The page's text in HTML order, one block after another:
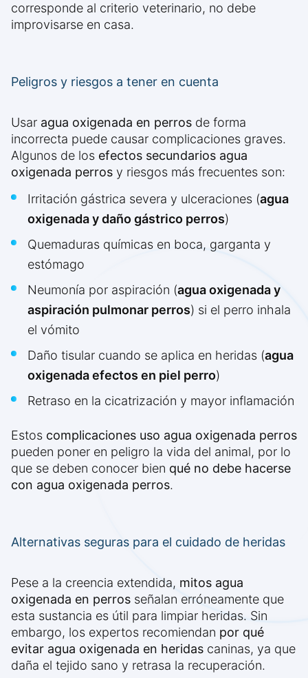
corresponde al criterio veterinario, no debe
improvisarse en casa.
Peligros y riesgos a tener en cuenta
Usar agua oxigenada en perros de forma
incorrecta puede causar complicaciones graves.
Algunos de los efectos secundarios agua
oxigenada perros y riesgos más frecuentes son:
Irritación gástrica severa y ulceraciones (agua
oxigenada y daño gástrico perros)
Quemaduras químicas en boca, garganta y
estómago
Neumonía por aspiración (agua oxigenada y
aspiración pulmonar perros) si el perro inhala
el vómito
Daño tisular cuando se aplica en heridas (agua
oxigenada efectos en piel perro)
Retraso en la cicatrización y mayor inflamación
Estos complicaciones uso agua oxigenada perros
pueden poner en peligro la vida del animal, por lo
que se deben conocer bien qué no debe hacerse
con agua oxigenada perros.
Alternativas seguras para el cuidado de heridas
Pese a la creencia extendida, mitos agua
oxigenada en perros señalan erróneamente que
esta sustancia es útil para limpiar heridas. Sin
embargo, los expertos recomiendan por qué
evitar agua oxigenada en heridas caninas, ya que
daña el tejido sano y retrasa la recuperación.